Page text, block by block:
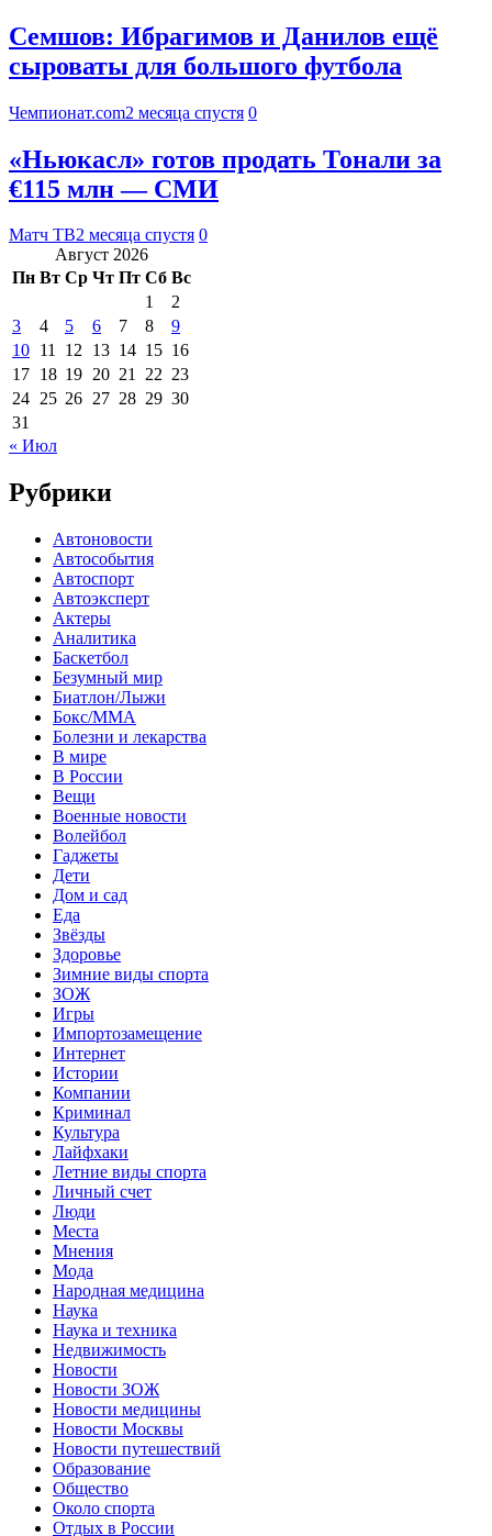
Семшов: Ибрагимов и Данилов ещё
сыроваты для большого футбола
Чемпионат.com2 месяца спустя 0
«Ньюкасл» готов продать Тонали за
€115 млн — СМИ
Матч ТВ2 месяца спустя 0
Август 2026
Пн Вт Ср Чт Пт Сб Вс
1
2
3
4 5 6 7 8
9
10 11 12 13 14 15 16
17 18 19 20 21 22 23
24 25 26 27 28 29 30
31
« Июл
Рубрики
Автоновости
Автособытия
Автоспорт
Автоэксперт
Актеры
Аналитика
Баскетбол
Безумный мир
Биатлон/Лыжи
Бокс/MMA
Болезни и лекарства
В мире
В России
Вещи
Военные новости
Волейбол
Гаджеты
Дети
Дом и сад
Еда
Звёзды
Здоровье
Зимние виды спорта
ЗОЖ
Игры
Импортозамещение
Интернет
Истории
Компании
Криминал
Культура
Лайфхаки
Летние виды спорта
Личный счет
Люди
Места
Мнения
Мода
Народная медицина
Наука
Наука и техника
Недвижимость
Новости
Новости ЗОЖ
Новости медицины
Новости Москвы
Новости путешествий
Образование
Общество
Около спорта
Отдых в России